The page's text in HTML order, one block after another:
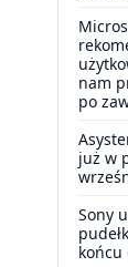
nam
po
już w
Sony
końcu